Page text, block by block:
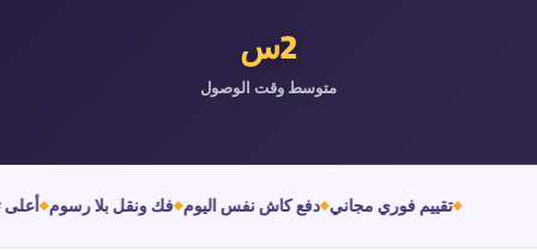
2س
متوسط وقت الوصول
تقييم فوري مجاني دفع كاش نفس اليوم فك ونقل بلا رسوم